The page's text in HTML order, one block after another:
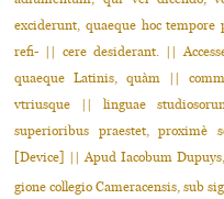
exciderunt, quaeque hoc
refi- || cere desiderant. ||
quaeque Latinis, quàm ||
vtriusque || linguae
superioribus praestet, proximè
[Device] || Apud Iacobum
gione collegio Cameracensis, sub